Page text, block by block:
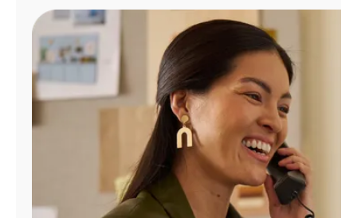
Administrar
cuenta
Encuentra
tienda